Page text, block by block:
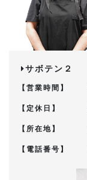
サボテン２
【営業時間】
【定休日】
【所在地】
【電話番号】